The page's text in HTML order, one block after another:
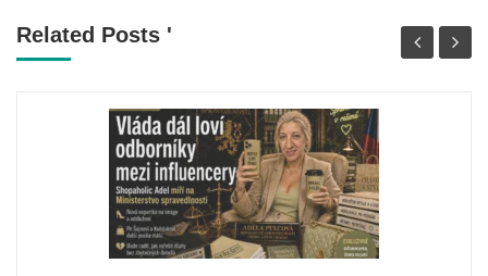
Related Posts '